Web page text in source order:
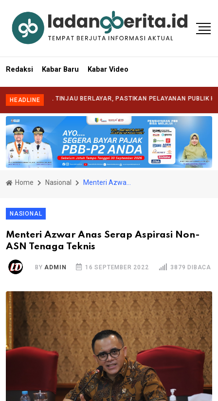
Redaksi Kabar Baru Kabar Video
HEADLINETINJAU BERLAYAR, PASTIKAN PELAYANAN PUBLIK HADIR
Home Nasional
NASIONAL
Menteri Azwar Anas Serap Aspirasi Non-
ASN Tenaga Teknis
BY ADMIN 16 SEPTEMBER 2022 3879 DIBACA